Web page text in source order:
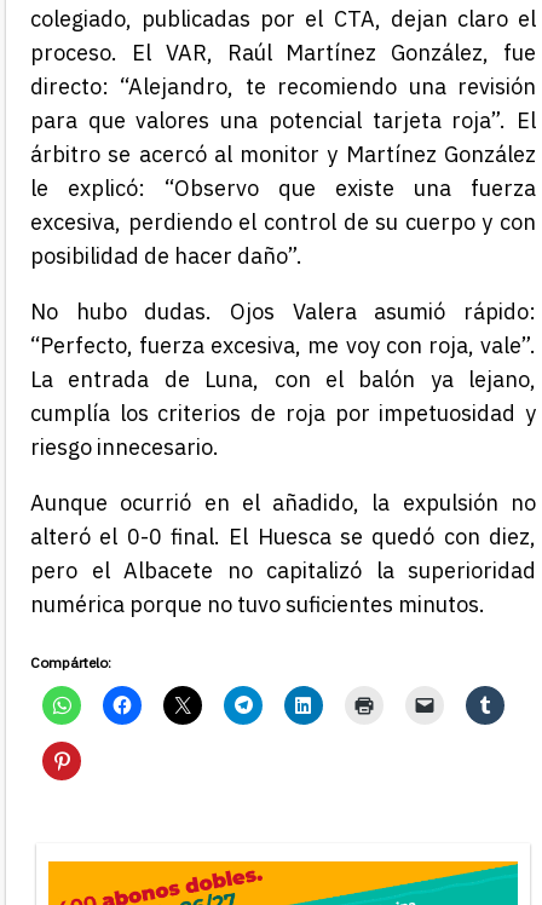
colegiado, publicadas por el CTA, dejan claro el
proceso. El VAR, Raúl Martínez González, fue
directo: “Alejandro, te recomiendo una revisión
para que valores una potencial tarjeta roja”. El
árbitro se acercó al monitor y Martínez González
le explicó: “Observo que existe una fuerza
excesiva, perdiendo el control de su cuerpo y con
posibilidad de hacer daño”.
No hubo dudas. Ojos Valera asumió rápido:
“Perfecto, fuerza excesiva, me voy con roja, vale”.
La entrada de Luna, con el balón ya lejano,
cumplía los criterios de roja por impetuosidad y
riesgo innecesario.
Aunque ocurrió en el añadido, la expulsión no
alteró el 0-0 final. El Huesca se quedó con diez,
pero el Albacete no capitalizó la superioridad
numérica porque no tuvo suficientes minutos.
Compártelo: